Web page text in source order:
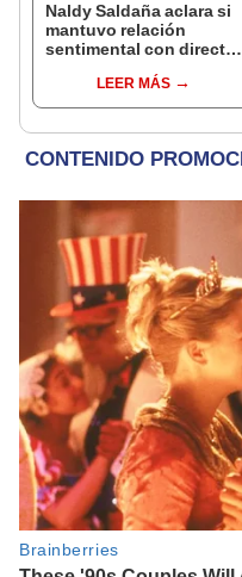
Naldy Saldaña aclara si
mantuvo relación
sentimental con director
denunciarlo por
tocamientos: “Me
LEER MÁS